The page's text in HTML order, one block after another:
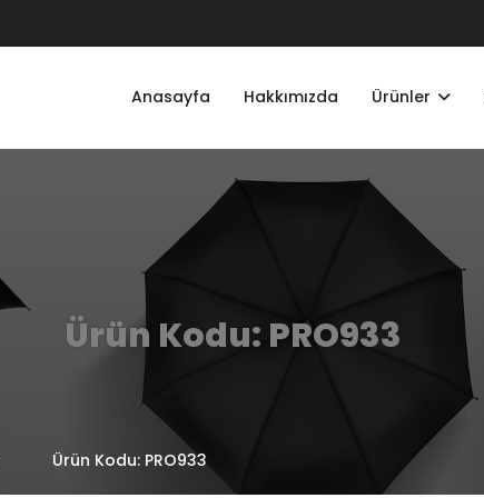
Anasayfa Hakkımızda Ürünler
Ürün Kodu: PRO933
Ürün Kodu: PRO933